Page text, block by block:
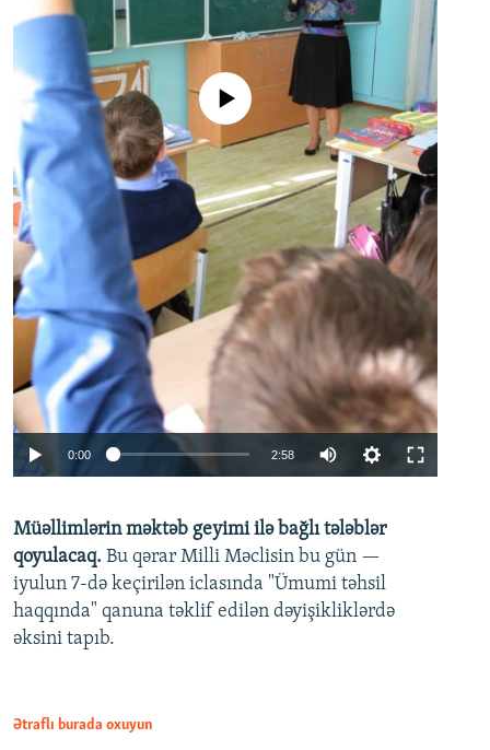
No media source currently available
0:00 2:58
360p
480p
720p
Müəllimlərin məktəb geyimi ilə bağlı tələblər
qoyulacaq. Bu qərar Milli Məclisin bu gün —
iyulun 7-də keçirilən iclasında "Ümumi təhsil
haqqında" qanuna təklif edilən dəyişikliklərdə
əksini tapıb.
Ətraflı burada oxuyun